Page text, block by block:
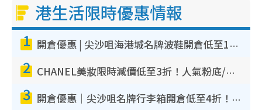
港生活限時優惠情報
1 開倉優惠 | 尖沙咀海港城名牌波鞋開倉低至1折！On鞋$899起／Joy&Peace鞋履$98起
2 CHANEL美妝限時減價低至3折！人氣粉底/唇膏/精華液低至$275！COCO香水都有平
3 開倉優惠｜尖沙咀名牌行李箱開倉低至4折！一連5日 American Tourister/ace./Hallmark $200起！